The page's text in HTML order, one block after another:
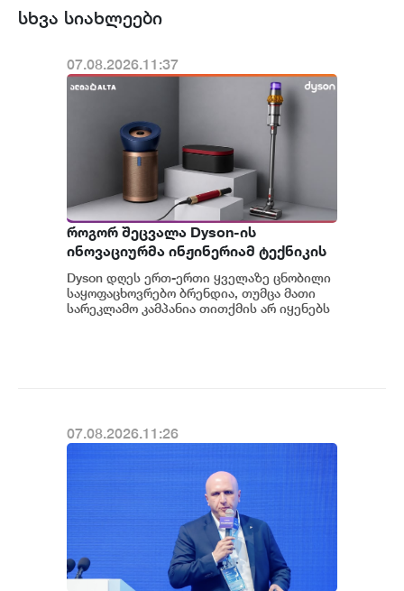
სხვა სიახლეები
07.08.2026.11:37
როგორ შეცვალა Dyson-ის
ინოვაციურმა ინჟინერიამ ტექნიკის
მოხმარება
Dyson დღეს ერთ-ერთი ყველაზე ცნობილი
საყოფაცხოვრებო ბრენდია, თუმცა მათი
სარეკლამო კამპანია თითქმის არ იყენებს
07.08.2026.11:26